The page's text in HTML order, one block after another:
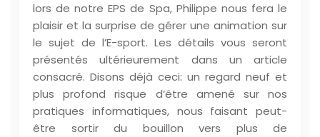
lors de notre EPS de Spa, Philippe nous fera le
plaisir et la surprise de gérer une animation sur
le sujet de l’E-sport. Les détails vous seront
présentés ultérieurement dans un article
consacré. Disons déjà ceci: un regard neuf et
plus profond risque d’être amené sur nos
pratiques informatiques, nous faisant peut-
être sortir du bouillon vers plus de